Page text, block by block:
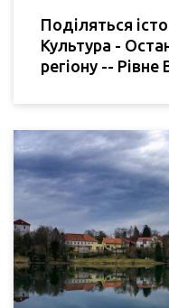
Поділяться
Культура -
регіону -- Рівне